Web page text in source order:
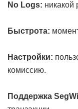
No Logs: никакой
Быстрота:
Настройки:
комиссию.
Поддержка